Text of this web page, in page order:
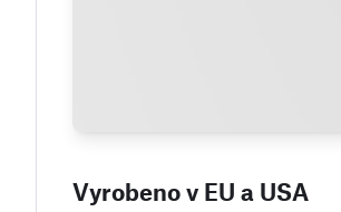
Vyrobeno v EU a USA